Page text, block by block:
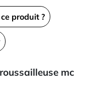
produit ?
mc